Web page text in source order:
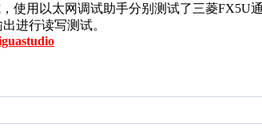
使用以太网调试助手分别测试了三菱FX5U
进行读写测试。